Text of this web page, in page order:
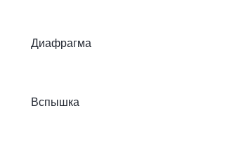
Диафрагма
Вспышка